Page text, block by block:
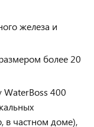
железа и
более 20
WaterBoss 400
в частном доме),